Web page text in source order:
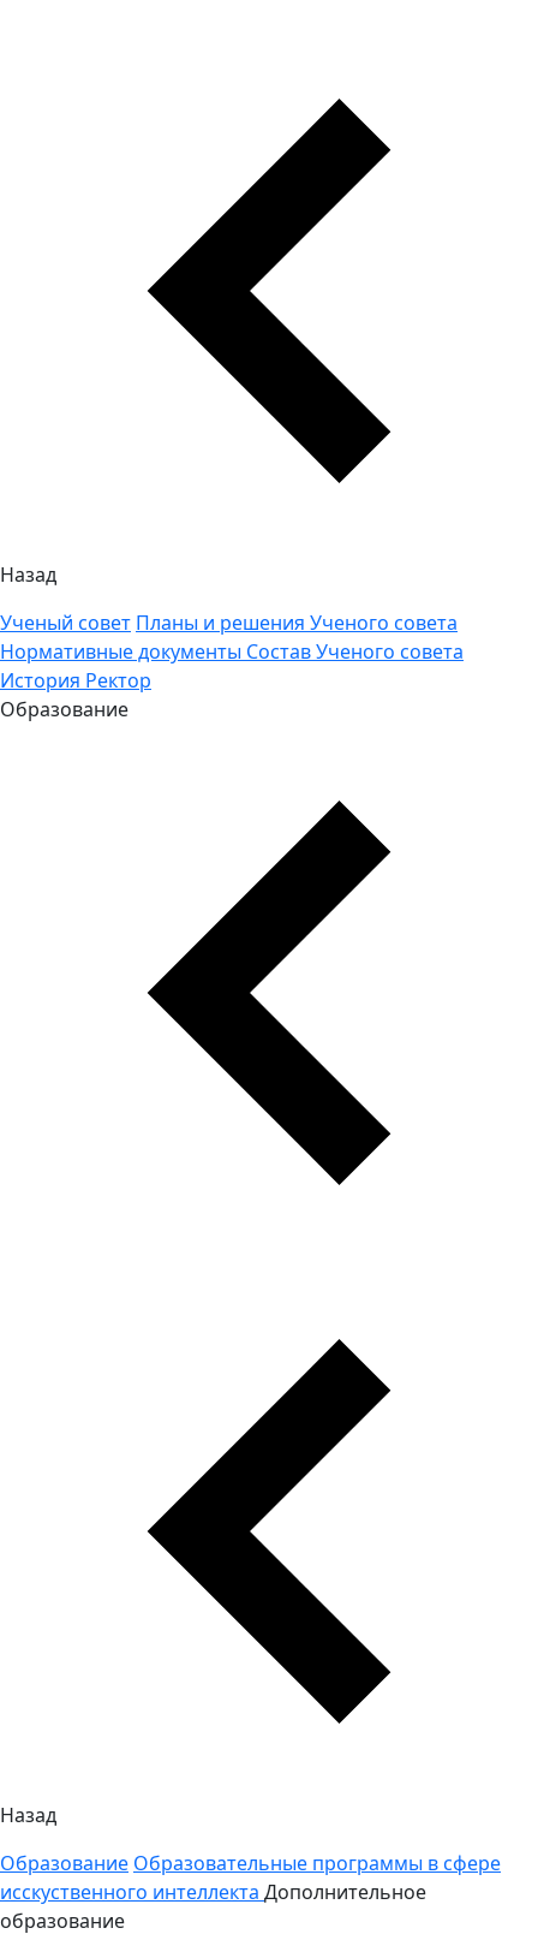
Назад
Ученый совет Планы и решения Ученого совета
Нормативные документы Состав Ученого совета
История Ректор
Образование
Назад
Образование Образовательные программы в сфере
исскуственного интеллекта Дополнительное
образование